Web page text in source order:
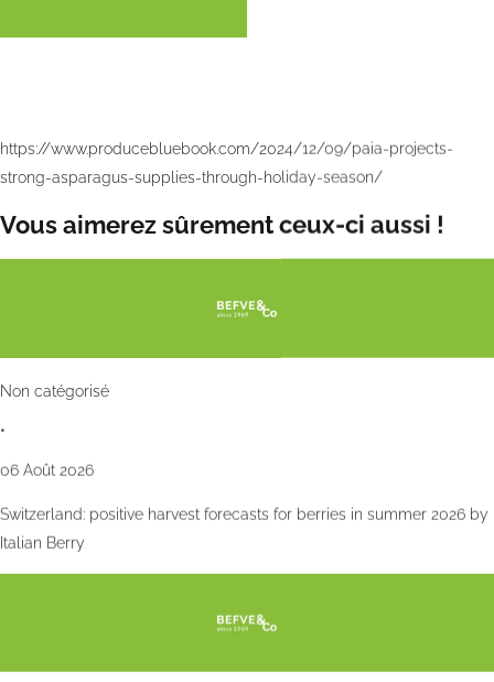
https://www.producebluebook.com/2024/12/09/paia-projects-
strong-asparagus-supplies-through-holiday-season/
Vous aimerez sûrement ceux-ci aussi !
Non catégorisé
•
06 Août 2026
Switzerland: positive harvest forecasts for berries in summer 2026 by
Italian Berry